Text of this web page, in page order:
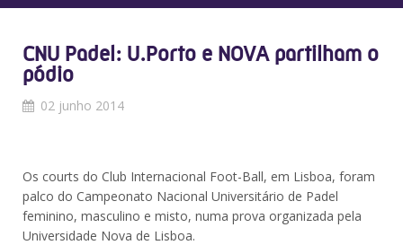
CNU Padel: U.Porto e NOVA partilham o
pódio
02 junho 2014
Os courts do Club Internacional Foot-Ball, em Lisboa, foram
palco do Campeonato Nacional Universitário de Padel
feminino, masculino e misto, numa prova organizada pela
Universidade Nova de Lisboa.